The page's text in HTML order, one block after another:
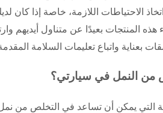
الاحتياطات اللازمة، خاصة إذا كان
المنتجات بعيدًا عن متناول أيديهم
بعناية واتباع تعليمات السلامة
من النمل في سيارتي؟
التي يمكن أن تساعد في التخلص من